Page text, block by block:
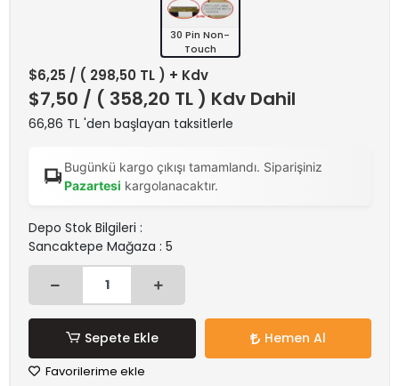
30 Pin Non-
Touch
$6,25 / ( 298,50 TL ) + Kdv
$7,50 / ( 358,20 TL ) Kdv Dahil
66,86 TL 'den başlayan taksitlerle
Bugünkü kargo çıkışı tamamlandı. Siparişiniz
Pazartesi kargolanacaktır.
Depo Stok Bilgileri :
Sancaktepe Mağaza : 5
Sepete Ekle Hemen Al
Favorilerime ekle